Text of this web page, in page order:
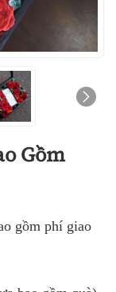
Gồm
gồm phí giao